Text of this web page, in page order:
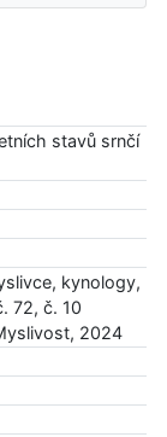
stavů srnčí
kynology,
72, č. 10
2024